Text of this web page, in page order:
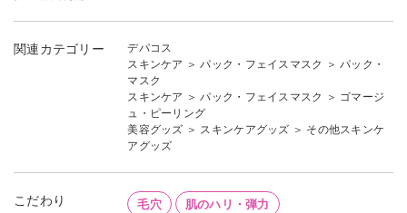
関連カテゴリー
デパコス
スキンケア ＞パック・フェイスマスク ＞パック・
マスク
スキンケア ＞パック・フェイスマスク ＞ ゴマージ
ュ・ピーリング
美容グッズ ＞ スキンケアグッズ ＞ その他スキンケ
アグッズ
こだわり 毛穴 肌のハリ・弾力